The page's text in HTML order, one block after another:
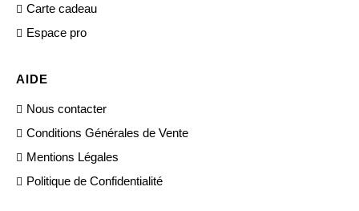
Carte cadeau
Espace pro
AIDE
Nous contacter
Conditions Générales de Vente
Mentions Légales
Politique de Confidentialité